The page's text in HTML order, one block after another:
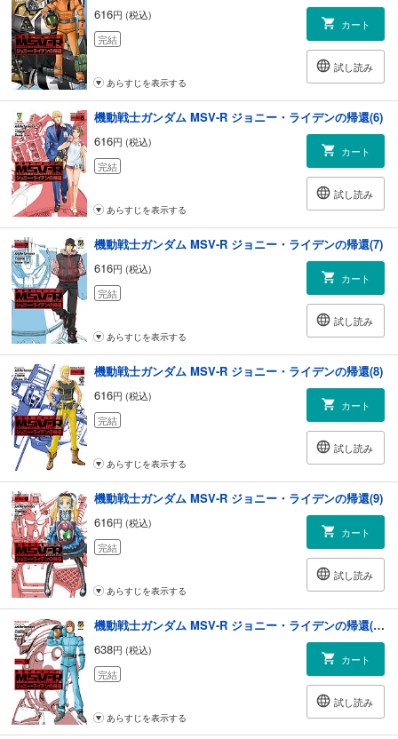
616円 (税込)
完結
カート
試し読み
あらすじを表示する
機動戦士ガンダム MSV-R ジョニー・ライデンの帰還(6)
616円 (税込)
完結
カート
試し読み
あらすじを表示する
機動戦士ガンダム MSV-R ジョニー・ライデンの帰還(7)
616円 (税込)
完結
カート
試し読み
あらすじを表示する
機動戦士ガンダム MSV-R ジョニー・ライデンの帰還(8)
616円 (税込)
完結
カート
試し読み
あらすじを表示する
機動戦士ガンダム MSV-R ジョニー・ライデンの帰還(9)
616円 (税込)
完結
カート
試し読み
あらすじを表示する
機動戦士ガンダム MSV-R ジョニー・ライデンの帰還(10)
638円 (税込)
完結
カート
試し読み
あらすじを表示する